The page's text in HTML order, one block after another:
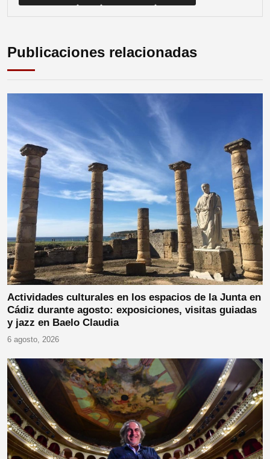
Publicaciones relacionadas
Actividades culturales en los espacios de la Junta en
Cádiz durante agosto: exposiciones, visitas guiadas
y jazz en Baelo Claudia
6 agosto, 2026